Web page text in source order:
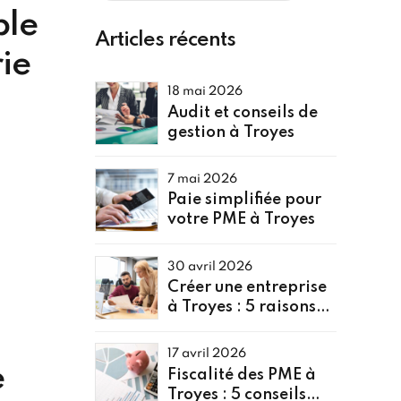
Articles récents
18 mai 2026
Audit et conseils de
gestion à Troyes
7 mai 2026
Paie simplifiée pour
votre PME à Troyes
30 avril 2026
Créer une entreprise
à Troyes : 5 raisons
expert comptable
17 avril 2026
Fiscalité des PME à
Troyes : 5 conseils